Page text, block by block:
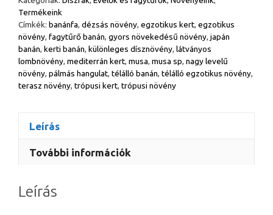
Termékeink
Címkék: banánfa, dézsás növény, egzotikus kert, egzotikus
növény, fagytűrő banán, gyors növekedésű növény, japán
banán, kerti banán, különleges dísznövény, látványos
lombnövény, mediterrán kert, musa, musa sp, nagy levelű
növény, pálmás hangulat, télálló banán, télálló egzotikus növény,
terasz növény, trópusi kert, trópusi növény
Leírás
További információk
Leírás